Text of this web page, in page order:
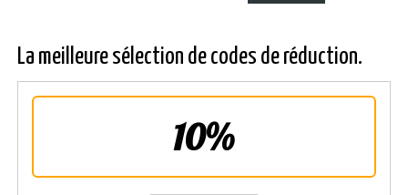
La meilleure sélection de codes de réduction.
10%